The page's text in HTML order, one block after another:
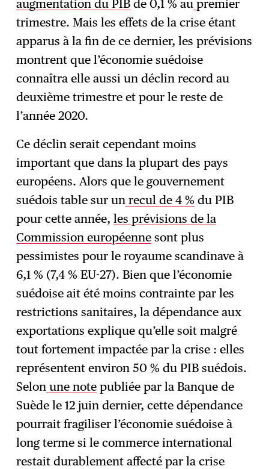
augmentation du PIB de 0,1 % au premier
trimestre. Mais les effets de la crise étant
apparus à la fin de ce dernier, les prévisions
montrent que l’économie suédoise
connaîtra elle aussi un déclin record au
deuxième trimestre et pour le reste de
l’année 2020.
Ce déclin serait cependant moins
important que dans la plupart des pays
européens. Alors que le gouvernement
suédois table sur un recul de 4 % du PIB
pour cette année,les prévisions de la
Commission européenne sont plus
pessimistes pour le royaume scandinave à
6,1 % (7,4 % EU-27). Bien que l’économie
suédoise ait été moins contrainte par les
restrictions sanitaires, la dépendance aux
exportations explique qu’elle soit malgré
tout fortement impactée par la crise : elles
représentent environ 50 % du PIB suédois.
Selon une note publiée par la Banque de
Suède le 12 juin dernier, cette dépendance
pourrait fragiliser l’économie suédoise à
long terme si le commerce international
restait durablement affecté par la crise